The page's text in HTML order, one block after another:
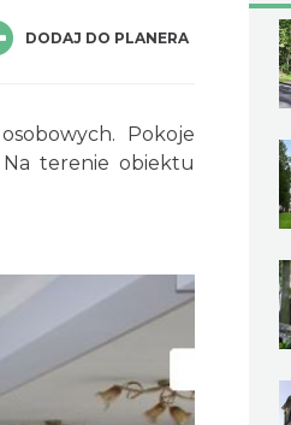
DODAJ DO PLANERA
Pokoje
terenie obiektu